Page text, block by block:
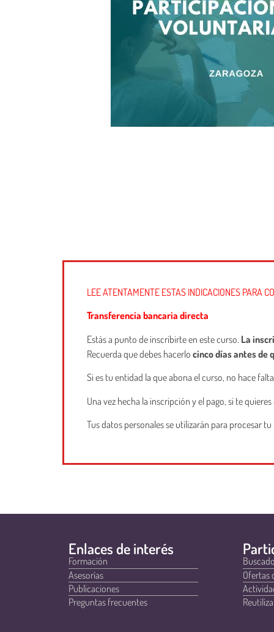
LEE ATENTAMENTE ESTAS INDICACIONES PARA
Transferencia bancaria directa
Estás a punto de inscribirte en este curso. La
Recuerda que debes hacerlo cinco días antes de
Si es tu entidad la que abona el curso, no hace
Una vez hecha la inscripción y el pago, si te
Tus datos personales se utilizarán para procesar
Enlaces de interés
Formación
Asesorías
Publicaciones
Preguntas frecuentes
Ofertas
Reutiliza